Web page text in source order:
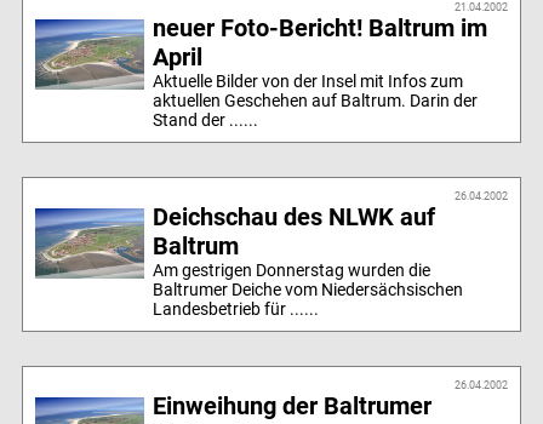
21.04.2002
neuer Foto-Bericht! Baltrum im
April
Aktuelle Bilder von der Insel mit Infos zum
aktuellen Geschehen auf Baltrum. Darin der
Stand der ......
26.04.2002
Deichschau des NLWK auf
Baltrum
Am gestrigen Donnerstag wurden die
Baltrumer Deiche vom Niedersächsischen
Landesbetrieb für ......
26.04.2002
Einweihung der Baltrumer